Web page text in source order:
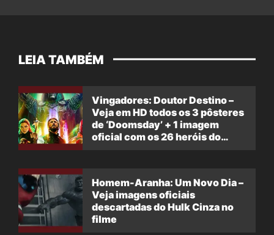
LEIA TAMBÉM
Vingadores: Doutor Destino –
Veja em HD todos os 3 pôsteres
de ‘Doomsday’ + 1 imagem
oficial com os 26 heróis do
Homem-Aranha: Um Novo Dia –
Veja imagens oficiais
descartadas do Hulk Cinza no
filme